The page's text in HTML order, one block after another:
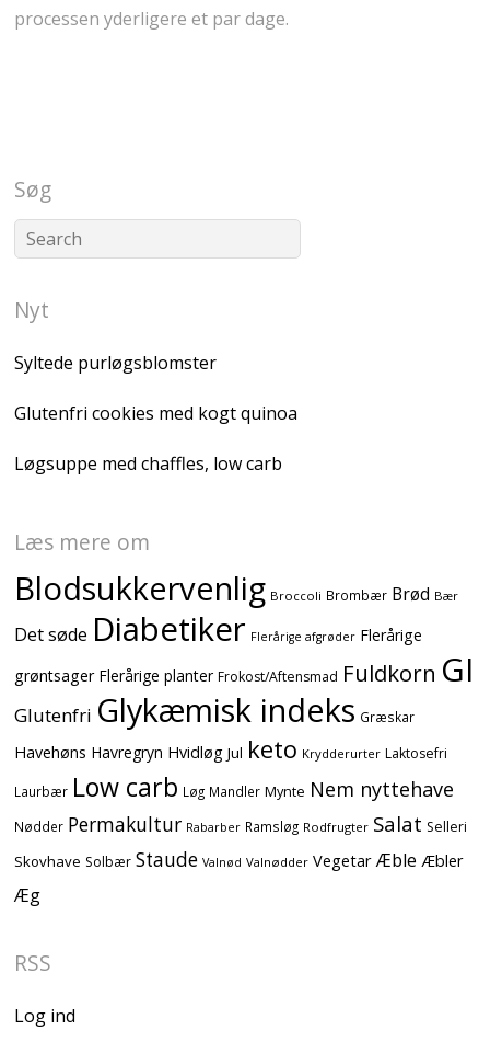
processen yderligere et par dage.
Søg
Nyt
Syltede purløgsblomster
Glutenfri cookies med kogt quinoa
Løgsuppe med chaffles, low carb
Læs mere om
Blodsukkervenlig Broccoli Brombær Brød Bær
Det søde Diabetiker Flerårige afgrøder Flerårige
grøntsager Flerårige planter Frokost/Aftensmad Fuldkorn GI
Glutenfri Glykæmisk indeks Græskar
Havehøns Havregryn Hvidløg Jul keto Krydderurter Laktosefri
Laurbær Low carb Løg Mandler Mynte Nem nyttehave
Nødder Permakultur Rabarber Ramsløg Rodfrugter Salat Selleri
Skovhave Solbær Staude Valnød Valnødder Vegetar Æble Æbler
Æg
RSS
Log ind